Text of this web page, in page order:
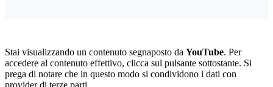
Stai visualizzando un contenuto segnaposto da YouTube. Per
accedere al contenuto effettivo, clicca sul pulsante sottostante. Si
prega di notare che in questo modo si condividono i dati con
provider di terze parti.